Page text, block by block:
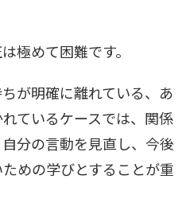
極めて困難です。
が明確に離れている、あ
ているケースでは、関係
分の言動を見直し、今後
めの学びとすることが重